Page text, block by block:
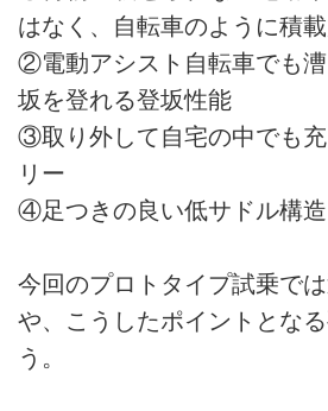
はなく、自転車のように積
②電動アシスト自転車でも
坂を登れる登坂性能
③取り外して自宅の中でも
リー
④足つきの良い低サドル構造
今回のプロトタイプ試乗で
や、こうしたポイントとな
う。